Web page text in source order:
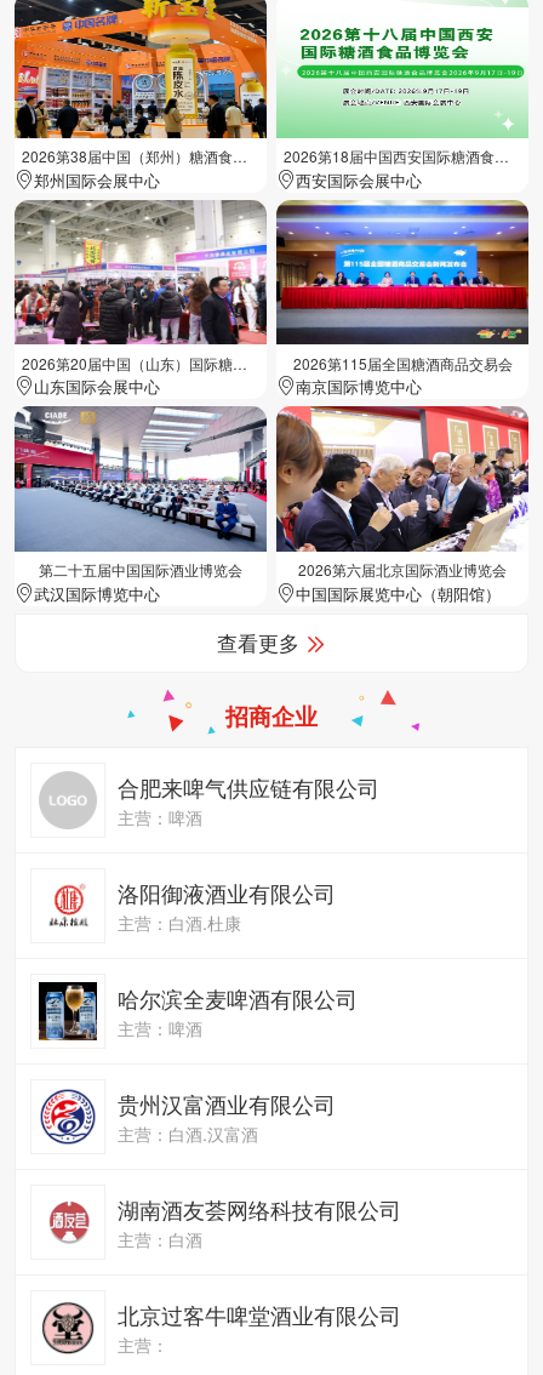
2026第38届中国（郑州）糖酒食品交易会
郑州国际会展中心
2026第18届中国西安国际糖酒食品展览会
西安国际会展中心
2026第20届中国（山东）国际糖酒食品交易会
山东国际会展中心
2026第115届全国糖酒商品交易会
南京国际博览中心
第二十五届中国国际酒业博览会
武汉国际博览中心
2026第六届北京国际酒业博览会
中国国际展览中心（朝阳馆）
查看更多
招商企业
合肥来啤气供应链有限公司
主营：啤酒
洛阳御液酒业有限公司
主营：白酒.杜康
哈尔滨全麦啤酒有限公司
主营：啤酒
贵州汉富酒业有限公司
主营：白酒.汉富酒
湖南酒友荟网络科技有限公司
主营：白酒
北京过客牛啤堂酒业有限公司
主营：